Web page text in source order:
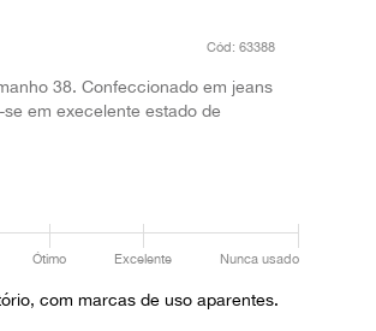
: 63388
38. Confeccionado em jeans
em execelente estado de
Ótimo Excelente Nunca usado
com marcas de uso aparentes.